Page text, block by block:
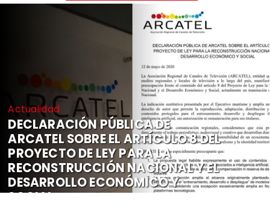
Actualidad
DECLARACIÓN PÚBLICA DE
ARCATEL SOBRE EL ARTÍCULO 8 DEL
PROYECTO DE LEY PARA LA
RECONSTRUCCIÓN NACIONAL Y EL
DESARROLLO ECONÓMICO Y
SOCIAL